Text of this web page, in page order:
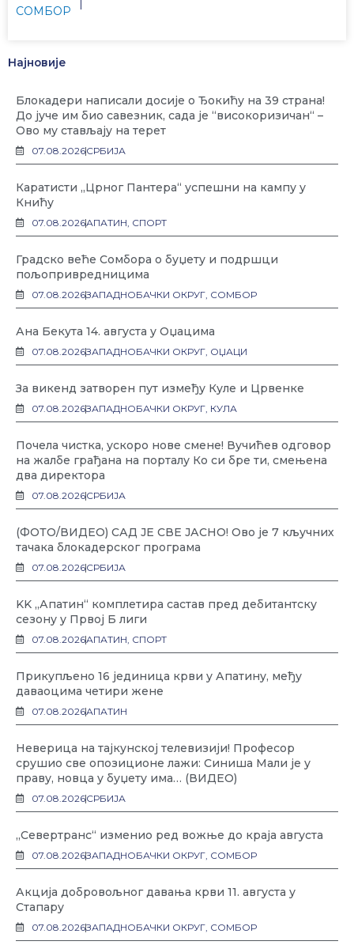
СОМБОР
Најновије
Блокадери написали досије о Ђокићу на 39 страна!
До јуче им био савезник, сада је “високоризичан“ –
Ово му стављају на терет
07.08.2026СРБИЈА
Каратисти „Црног Пантера“ успешни на кампу у
Книћу
07.08.2026АПАТИН, СПОРТ
Градско веће Сомбора о буџету и подршци
пољопривредницима
07.08.2026ЗАПАДНОБАЧКИ ОКРУГ, СОМБОР
Ана Бекута 14. августа у Оџацима
07.08.2026ЗАПАДНОБАЧКИ ОКРУГ, ОЏАЦИ
За викенд затворен пут између Куле и Црвенке
07.08.2026ЗАПАДНОБАЧКИ ОКРУГ, КУЛА
Почела чистка, ускоро нове смене! Вучићев одговор
на жалбе грађана на порталу Ко си бре ти, смењена
два директора
07.08.2026СРБИЈА
(ФОТО/ВИДЕО) САД ЈЕ СВЕ ЈАСНО! Ово је 7 кључних
тачака блокадерског програма
07.08.2026СРБИЈА
KK „Апатин“ комплетира састав пред дебитантску
сезону у Првој Б лиги
07.08.2026АПАТИН, СПОРТ
Прикупљено 16 јединица крви у Апатину, међу
даваоцима четири жене
07.08.2026АПАТИН
Неверица на тајкунској телевизији! Професор
срушио све опозиционе лажи: Синиша Мали је у
праву, новца у буџету има… (ВИДЕО)
07.08.2026СРБИЈА
„Севертранс“ изменио ред вожње до краја августа
07.08.2026ЗАПАДНОБАЧКИ ОКРУГ, СОМБОР
Акција добровољног давања крви 11. августа у
Стапару
07.08.2026ЗАПАДНОБАЧКИ ОКРУГ, СОМБОР